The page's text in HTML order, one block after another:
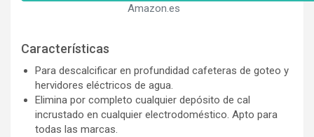
Amazon.es
Características
Para descalcificar en profundidad cafeteras de goteo y
hervidores eléctricos de agua.
Elimina por completo cualquier depósito de cal
incrustado en cualquier electrodoméstico. Apto para
todas las marcas.